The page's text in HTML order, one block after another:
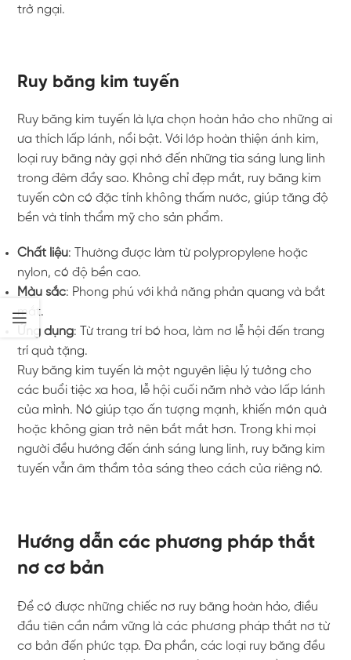
trở ngại.
Ruy băng kim tuyến
Ruy băng kim tuyến là lựa chọn hoàn hảo cho những ai
ưa thích lấp lánh, nổi bật. Với lớp hoàn thiện ánh kim,
loại ruy băng này gợi nhớ đến những tia sáng lung linh
trong đêm đầy sao. Không chỉ đẹp mắt, ruy băng kim
tuyến còn có đặc tính không thấm nước, giúp tăng độ
bền và tính thẩm mỹ cho sản phẩm.
Chất liệu: Thường được làm từ polypropylene hoặc
nylon, có độ bền cao.
Màu sắc: Phong phú với khả năng phản quang và bắt
mắt.
Ứng dụng: Từ trang trí bó hoa, làm nơ lễ hội đến trang
trí quà tặng.
Ruy băng kim tuyến là một nguyên liệu lý tưởng cho
các buổi tiệc xa hoa, lễ hội cuối năm nhờ vào lấp lánh
của mình. Nó giúp tạo ấn tượng mạnh, khiến món quà
hoặc không gian trở nên bắt mắt hơn. Trong khi mọi
người đều hướng đến ánh sáng lung linh, ruy băng kim
tuyến vẫn âm thầm tỏa sáng theo cách của riêng nó.
Hướng dẫn các phương pháp thắt
nơ cơ bản
Để có được những chiếc nơ ruy băng hoàn hảo, điều
đầu tiên cần nắm vững là các phương pháp thắt nơ từ
cơ bản đến phức tạp. Đa phần, các loại ruy băng đều